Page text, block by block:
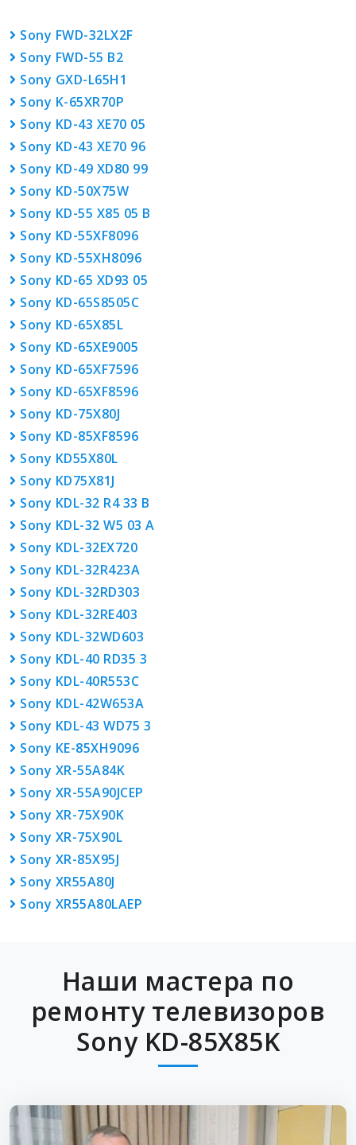
Sony FWD-32LX2F
Sony FWD-55 B2
Sony GXD-L65H1
Sony K-65XR70P
Sony KD-43 XE70 05
Sony KD-43 XE70 96
Sony KD-49 XD80 99
Sony KD-50X75W
Sony KD-55 X85 05 B
Sony KD-55XF8096
Sony KD-55XH8096
Sony KD-65 XD93 05
Sony KD-65S8505C
Sony KD-65X85L
Sony KD-65XE9005
Sony KD-65XF7596
Sony KD-65XF8596
Sony KD-75X80J
Sony KD-85XF8596
Sony KD55X80L
Sony KD75X81J
Sony KDL-32 R4 33 B
Sony KDL-32 W5 03 A
Sony KDL-32EX720
Sony KDL-32R423A
Sony KDL-32RD303
Sony KDL-32RE403
Sony KDL-32WD603
Sony KDL-40 RD35 3
Sony KDL-40R553C
Sony KDL-42W653A
Sony KDL-43 WD75 3
Sony KE-85XH9096
Sony XR-55A84K
Sony XR-55A90JCEP
Sony XR-75X90K
Sony XR-75X90L
Sony XR-85X95J
Sony XR55A80J
Sony XR55A80LAEP
Наши мастера по
ремонту телевизоров
Sony KD-85X85K